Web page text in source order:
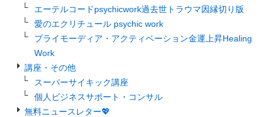
エーテルコードpsychicwork過去世トラウマ因縁切り版
愛のエクリチュール psychic work
プライモーディア・アクティベーション金運上昇Healing
Work
講座・その他
スーパーサイキック講座
個人ビジネスサポート・コンサル
無料ニュースレター💖